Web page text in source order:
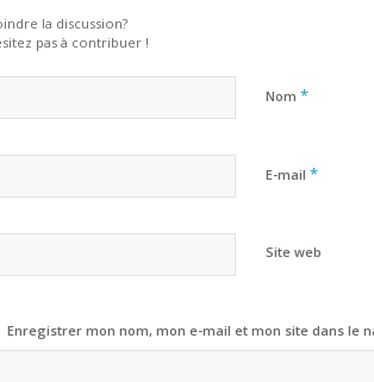
la discussion?
pas à contribuer !
Nom *
E-mail *
Site web
Enregistrer mon nom, mon e-mail et mon site dans le